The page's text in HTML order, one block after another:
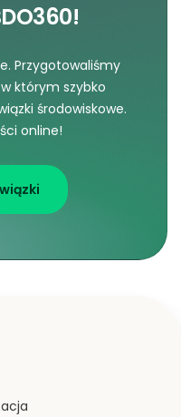
Przygotowaliśmy
którym szybko
środowiskowe.
online!